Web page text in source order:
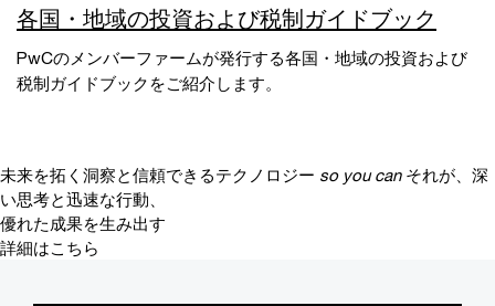
各国・地域の投資および税制ガイドブック
PwCのメンバーファームが発行する各国・地域の投資および
税制ガイドブックをご紹介します。
未来を拓く洞察と信頼できるテクノロジー so you can それが、深
い思考と迅速な行動、
優れた成果を生み出す
詳細はこちら